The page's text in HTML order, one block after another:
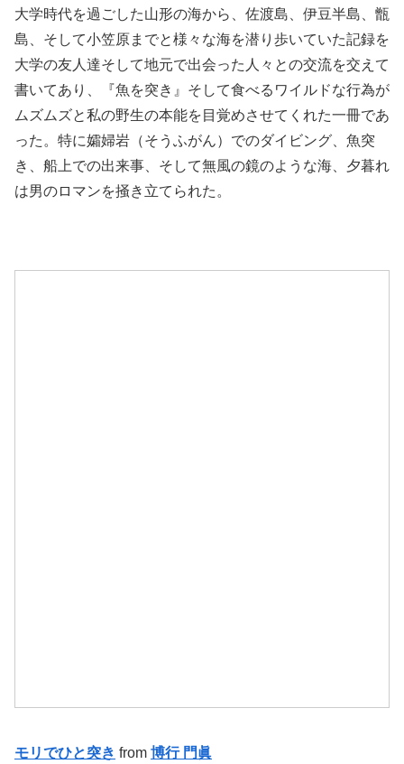
大学時代を過ごした山形の海から、佐渡島、伊豆半島、甑
島、そして小笠原までと様々な海を潜り歩いていた記録を
大学の友人達そして地元で出会った人々との交流を交えて
書いてあり、『魚を突き』そして食べるワイルドな行為が
ムズムズと私の野生の本能を目覚めさせてくれた一冊であ
った。特に孀婦岩（そうふがん）でのダイビング、魚突
き、船上での出来事、そして無風の鏡のような海、夕暮れ
は男のロマンを掻き立てられた。
モリでひと突き from 博行 門眞